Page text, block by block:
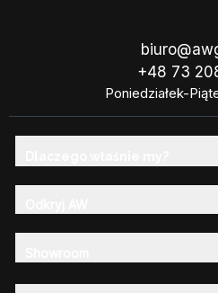
+48 73
Poniedziałek-